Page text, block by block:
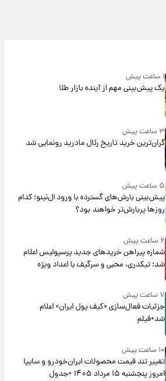
۱ ساعت پیش
یک پیش‌بینی مهم از آینده بازار طلا
۳ ساعت پیش
گران‌ترین خرید تاریخ رئال مادرید رونمایی شد
۵ ساعت پیش
پیش‌بینی بارش‌های گسترده با ورود ال‌نینو؛ کدام
روزها پربارش‌تر خواهند بود؟
۶ ساعت پیش
شماره پیراهن خریدهای جدید پرسپولیس اعلام
شد؛ تیکدری، محبی و سرگیف با اعداد ویژه
۷ ساعت پیش
جزئیات فعال‌سازی «کیف پول ایران» اعلام
شد+فیلم
۱۰ ساعت پیش
تغییر تند قیمت محصولات ایران‌خودرو و سایپا
امروز پنجشنبه ۱۵ مرداد ۱۴۰۵ +جدول